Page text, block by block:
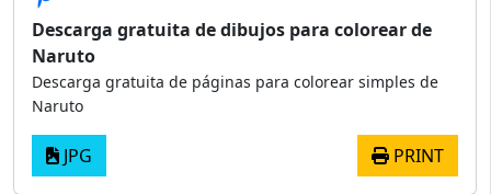
Descarga gratuita de dibujos para colorear de
Naruto
Descarga gratuita de páginas para colorear simples de
Naruto
JPG PRINT